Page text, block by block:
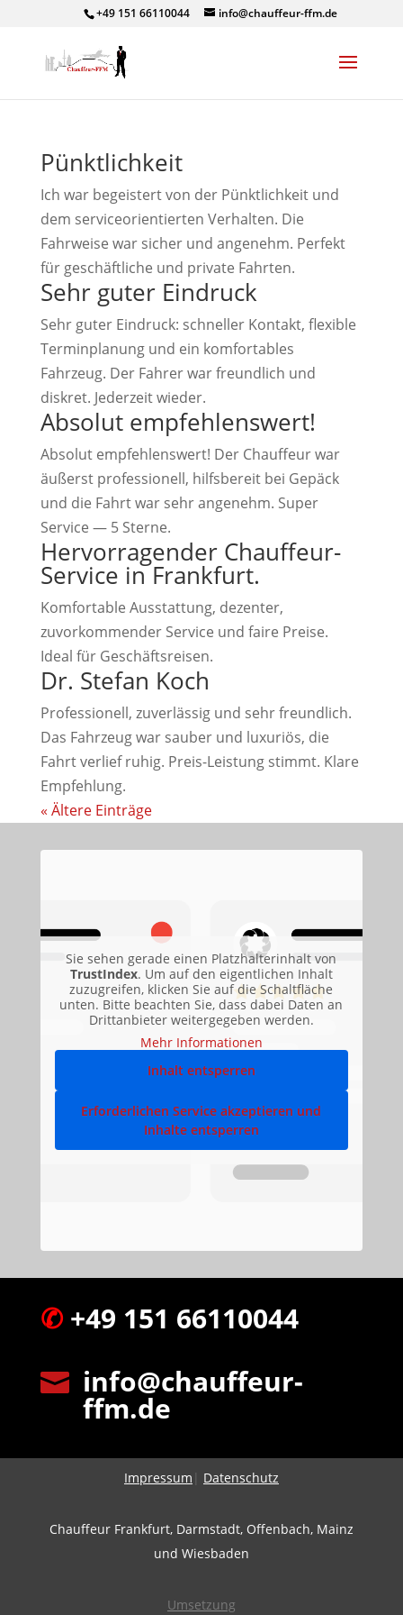
+49 151 66110044 info@chauffeur-ffm.de
Pünktlichkeit
Ich war begeistert von der Pünktlichkeit und
dem serviceorientierten Verhalten. Die
Fahrweise war sicher und angenehm. Perfekt
für geschäftliche und private Fahrten.
Sehr guter Eindruck
Sehr guter Eindruck: schneller Kontakt, flexible
Terminplanung und ein komfortables
Fahrzeug. Der Fahrer war freundlich und
diskret. Jederzeit wieder.
Absolut empfehlenswert!
Absolut empfehlenswert! Der Chauffeur war
äußerst professionell, hilfsbereit bei Gepäck
und die Fahrt war sehr angenehm. Super
Service — 5 Sterne.
Hervorragender Chauffeur-
Service in Frankfurt.
Komfortable Ausstattung, dezenter,
zuvorkommender Service und faire Preise.
Ideal für Geschäftsreisen.
Dr. Stefan Koch
Professionell, zuverlässig und sehr freundlich.
Das Fahrzeug war sauber und luxuriös, die
Fahrt verlief ruhig. Preis-Leistung stimmt. Klare
Empfehlung.
« Ältere Einträge
Sie sehen gerade einen Platzhalterinhalt von
TrustIndex. Um auf den eigentlichen Inhalt
zuzugreifen, klicken Sie auf die Schaltfläche
unten. Bitte beachten Sie, dass dabei Daten an
Drittanbieter weitergegeben werden.
Mehr Informationen
Inhalt entsperren
Erforderlichen Service akzeptieren und
Inhalte entsperren
✆+49 151 66110044
 info@chauffeur-
ffm.de
Impressum | Datenschutz
Chauffeur Frankfurt, Darmstadt, Offenbach, Mainz
und Wiesbaden
Umsetzung